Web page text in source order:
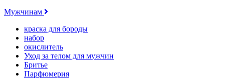
Мужчинам
краска для бороды
набор
окислитель
Уход за телом для мужчин
Бритье
Парфюмерия